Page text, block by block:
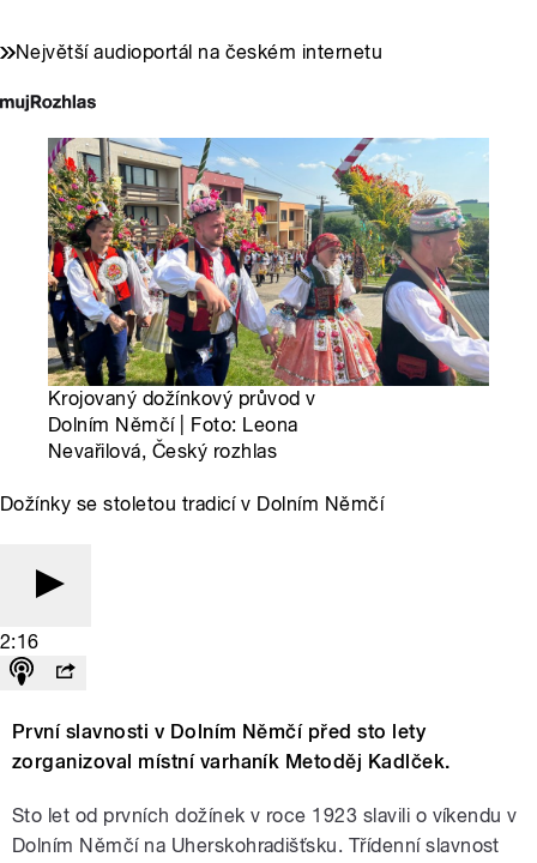
Největší audioportál na českém internetu
Krojovaný dožínkový průvod v
Dolním Němčí | Foto: Leona
Nevařilová, Český rozhlas
Dožínky se stoletou tradicí v Dolním Němčí
2:16
První slavnosti v Dolním Němčí před sto lety
zorganizoval místní varhaník Metoděj Kadlček.
Sto let od prvních dožínek v roce 1923 slavili o víkendu v
Dolním Němčí na Uherskohradišťsku. Třídenní slavnost